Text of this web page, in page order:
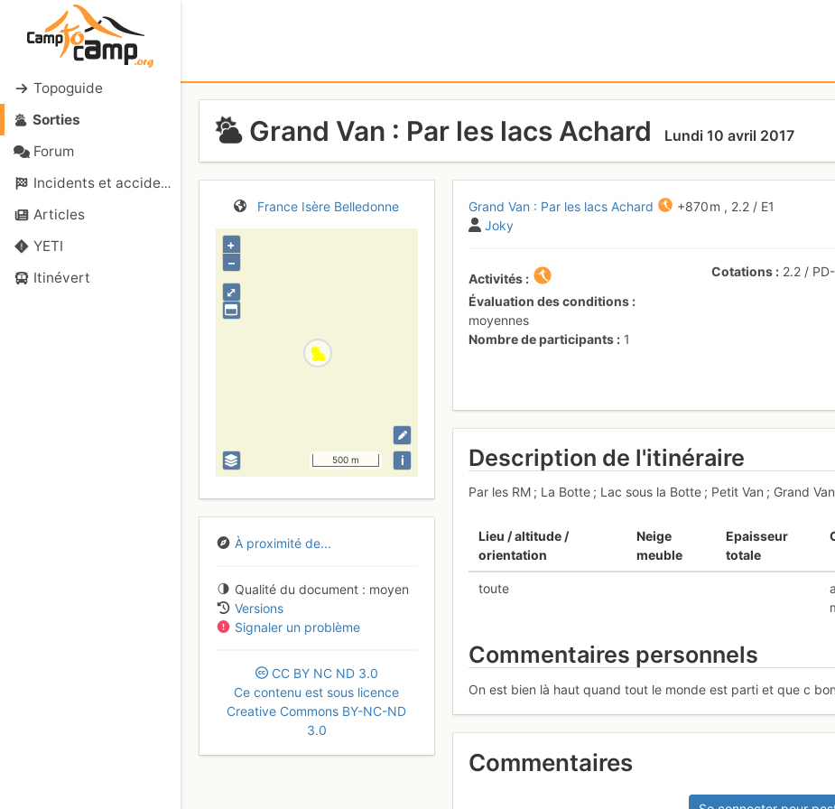
Topoguide
Sorties
Forum
Incidents et accidents
Articles
YETI
Itinévert
Grand Van : Par les lacs Achard Lundi 10 avril 2017
France Isère Belledonne
⤢
+
–
500 m i
À proximité de...
Qualité du document
moyen
Versions
Signaler un problème
CC BY NC ND 3.0
Ce contenu est sous licence
Creative Commons BY-NC-ND
3.0
Grand Van : Par les lacs Achard +870 m , 2.2 / E1
Joky
Activités
Évaluation des conditions
moyennes
Nombre de participants
1
Cotations 2.2 /
Description de l'itinéraire
Par les RM ; La Botte ; Lac sous la Botte ; Petit Van ; Grand Van
Lieu / altitude /
orientation
Neige
meuble
Epaisseur
totale
toute
Commentaires personnels
On est bien là haut quand tout le monde est parti et que c
Commentaires